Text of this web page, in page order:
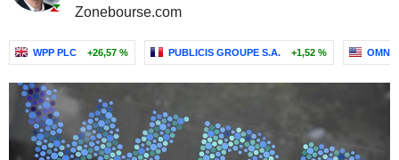
Zonebourse.com
WPP PLC +26,57 % PUBLICIS GROUPE S.A. +1,52 %